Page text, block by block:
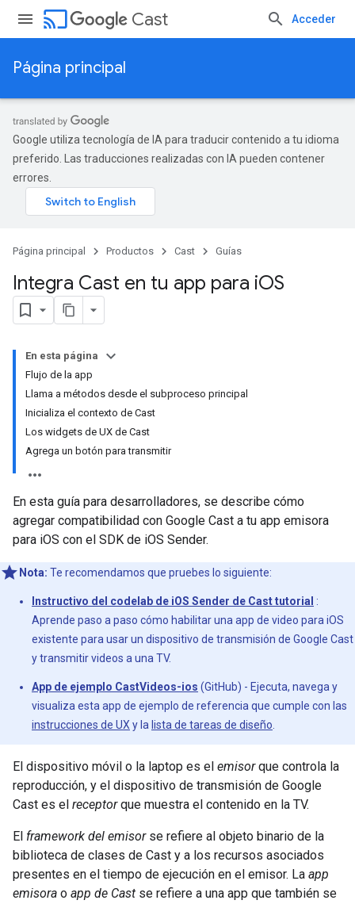
cast Cast Acceder
Página principal
Google utiliza tecnología de IA para traducir contenido a tu idioma
preferido. Las traducciones realizadas con IA pueden contener
errores.
Página principal Productos Cast Guías
Integra Cast en tu app para iOS
En esta página
Flujo de la app
Llama a métodos desde el subproceso principal
Inicializa el contexto de Cast
Los widgets de UX de Cast
Agrega un botón para transmitir
En esta guía para desarrolladores, se describe cómo
agregar compatibilidad con Google Cast a tu app emisora
para iOS con el SDK de iOS Sender.
Nota: Te recomendamos que pruebes lo siguiente:
Instructivo del codelab de iOS Sender de Cast tutorial :
Aprende paso a paso cómo habilitar una app de video para iOS
existente para usar un dispositivo de transmisión de Google Cast
y transmitir videos a una TV.
App de ejemplo CastVideos-ios (GitHub) - Ejecuta, navega y
visualiza esta app de ejemplo de referencia que cumple con las
instrucciones de UX y la lista de tareas de diseño
El dispositivo móvil o la laptop es el emisorque controla la
reproducción, y el dispositivo de transmisión de Google
Cast es el receptorque muestra el contenido en la TV.
El framework del emisorse refiere al objeto binario de la
biblioteca de clases de Cast y a los recursos asociados
presentes en el tiempo de ejecución en el emisor. La app
emisora o app de Cast se refiere a una app que también se